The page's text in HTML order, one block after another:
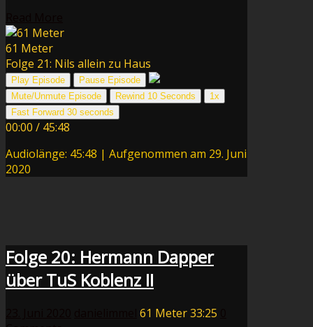
61 Meter
Folge 21: Nils allein zu Haus
Play Episode
Pause Episode
Mute/Unmute Episode
Rewind 10 Seconds
1x
Fast Forward 30 seconds
00:00 / 45:48
Audiolänge: 45:48 | Aufgenommen am 29. Juni
2020
Folge 20: Hermann Dapper
über TuS Koblenz II
61 Meter33:25